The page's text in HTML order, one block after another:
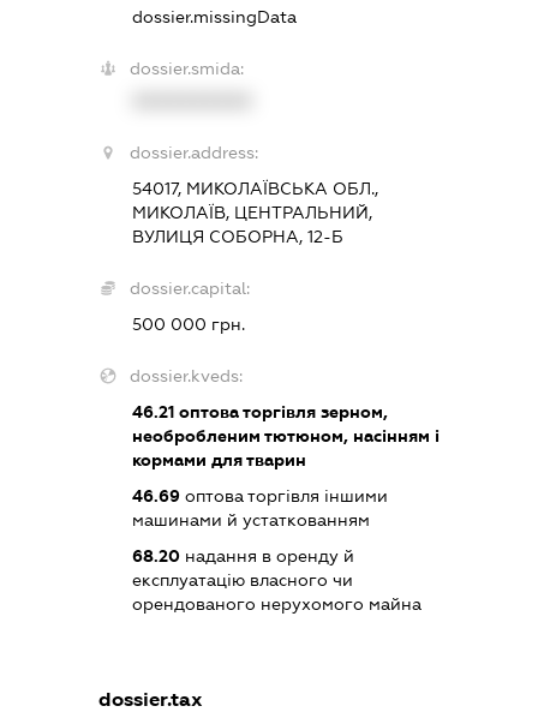
dossier.missingData
dossier.smida:
dossier.address:
54017, МИКОЛАЇВСЬКА ОБЛ.,
МИКОЛАЇВ, ЦЕНТРАЛЬНИЙ,
ВУЛИЦЯ СОБОРНА, 12-Б
dossier.capital:
500 000 грн.
dossier.kveds:
46.21оптова торгівля зерном,
необробленим тютюном, насінням і
кормами для тварин
46.69оптова торгівля іншими
машинами й устаткованням
68.20надання в оренду й
експлуатацію власного чи
орендованого нерухомого майна
dossier.tax